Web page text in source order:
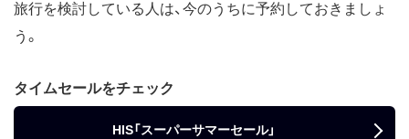
旅行を検討している人は、今のうちに予約しておきましょ
う。
タイムセールをチェック
HIS「スーパーサマーセール」